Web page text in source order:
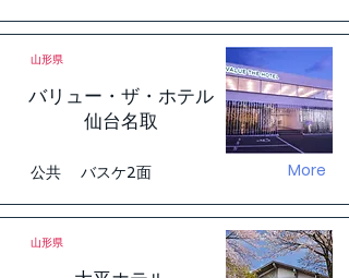
山形県
バリュー・ザ・ホテル
仙台名取
公共 バスケ2面 More
山形県